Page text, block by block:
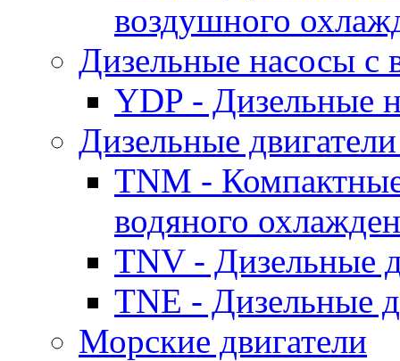
воздушного
Дизельные насосы
YDP - Дизельные
Дизельные
TNM -
водяного
TNV - Дизельные
TNE - Дизельные
Морские двигатели